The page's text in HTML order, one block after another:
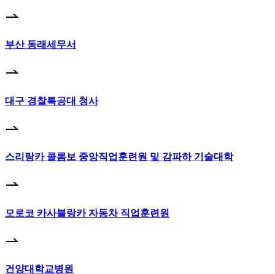
부산 동래세무서
대구 경찰특공대 청사
스리랑카 콜롬보 중앙직업훈련원 및 감파하 기술대학
모로코 카사블랑카 자동차 직업훈련원
건양대학교병원